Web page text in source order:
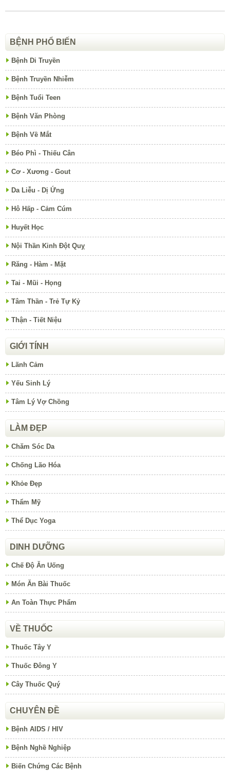
BỆNH PHỔ BIẾN
Bệnh Di Truyền
Bệnh Truyền Nhiễm
Bệnh Tuổi Teen
Bệnh Văn Phòng
Bệnh Về Mắt
Béo Phì - Thiếu Cân
Cơ - Xương - Gout
Da Liễu - Dị Ứng
Hô Hấp - Cảm Cúm
Huyết Học
Nội Thần Kinh Đột Quỵ
Răng - Hàm - Mặt
Tai - Mũi - Họng
Tâm Thần - Trẻ Tự Kỷ
Thận - Tiết Niệu
GIỚI TÍNH
Lãnh Cảm
Yếu Sinh Lý
Tâm Lý Vợ Chồng
LÀM ĐẸP
Chăm Sóc Da
Chống Lão Hóa
Khỏe Đẹp
Thẩm Mỹ
Thể Dục Yoga
DINH DƯỠNG
Chế Độ Ăn Uống
Món Ăn Bài Thuốc
An Toàn Thực Phẩm
VỀ THUỐC
Thuốc Tây Y
Thuốc Đông Y
Cây Thuốc Quý
CHUYÊN ĐỀ
Bệnh AIDS / HIV
Bệnh Nghề Nghiệp
Biến Chứng Các Bệnh